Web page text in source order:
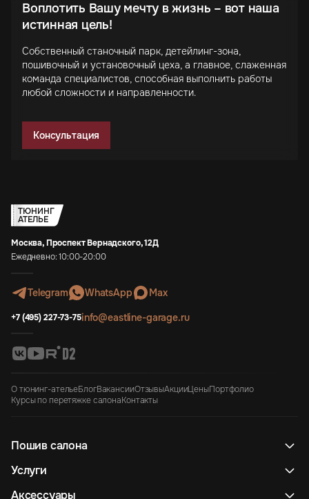
Воплотить Вашу мечту в жизнь – вот наша
истинная цель!
Собственный станочный парк, детейлинг-зона,
пошивочный и установочный цеха, а главное, слаженная
команда специалистов, способная выполнить работы
любой сложности и направленности.
Консультация
ТЮНИНГ
АТЕЛЬЕ
Москва, Проспект Вернадского, 12Д
Ежедневно: 10:00-20:00
Telegram WhatsApp Max
+7 (495) 227-73-75info@eastline-garage.ru
О тюнинг-ательеБлогВакансииОтзывыАкцииЦеныПортфолио
Курсы по перетяжке салонаКонтакты
Пошив салона
Услуги
Аксессуары